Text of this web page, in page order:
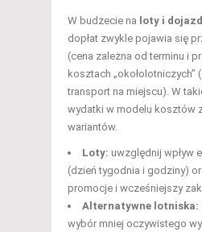
W budżecie na loty i dojazd
dopłat zwykle pojawia się
(cena zależna od terminu i
kosztach „okołolotniczych”
transport na miejscu). W
wydatki w modelu kosztów
wariantów.
Loty: uwzględnij wpływ
(dzień tygodnia i godziny)
promocje i wcześniejszy
Alternatywne lotniska:
wybór mniej oczywistego